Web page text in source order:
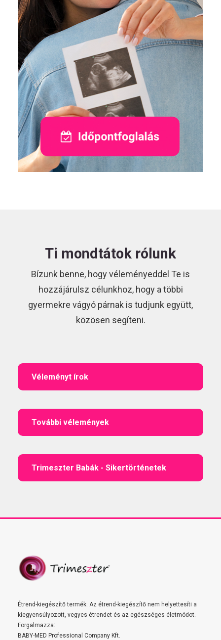
Ti mondtátok rólunk
Bízunk benne, hogy véleményeddel Te is
hozzájárulsz célunkhoz, hogy a többi
gyermekre vágyó párnak is tudjunk együtt,
közösen segíteni.
Véleményt írok
További vélemények
Trimeszter Babák - Sikertörténetek
Étrend-kiegészítő termék. Az étrend-kiegészítő nem helyettesíti a
kiegyensúlyozott, vegyes étrendet és az egészséges életmódot.
Forgalmazza:
BABY-MED Professional Company Kft.